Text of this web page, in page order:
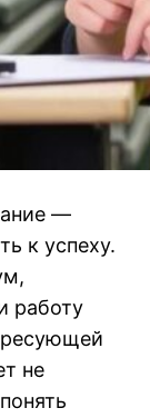
—
к успеху.
работу
не